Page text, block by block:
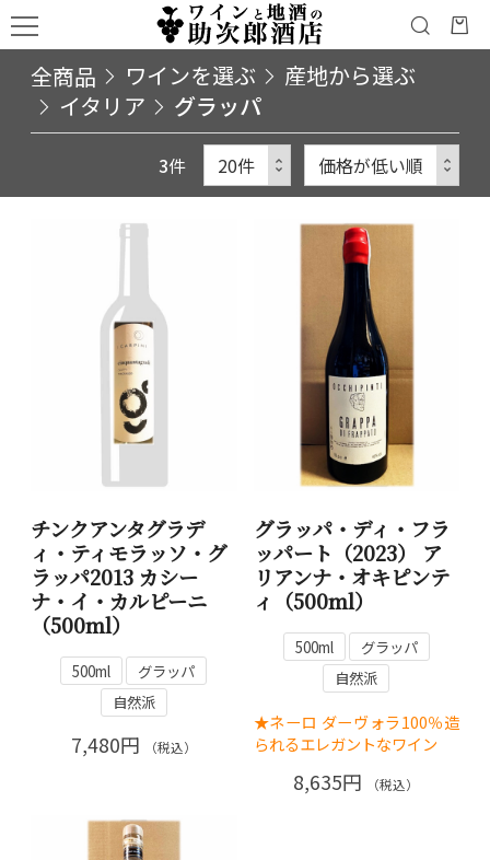
全商品 ワインを選ぶ
産地から選ぶ
イタリア
グラッパ
3件
チンクアンタグラデ
ィ・ティモラッソ・グ
ラッパ2013 カシー
ナ・イ・カルピーニ
（500ml）
500ml
グラッパ
自然派
7,480円 （税込）
グラッパ・ディ・フラ
ッパート（2023） ア
リアンナ・オキピンテ
ィ（500ml）
500ml
グラッパ
自然派
★ネーロ ダーヴォラ100％造
られるエレガントなワイン
8,635円 （税込）